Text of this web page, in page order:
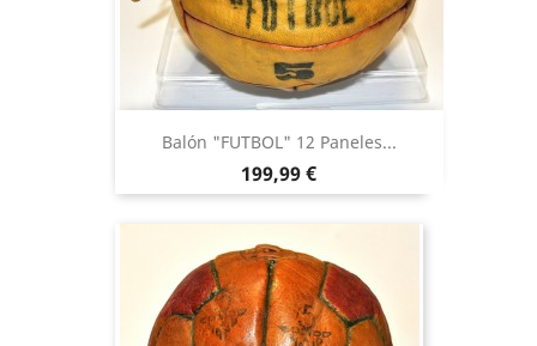
Balón "FUTBOL" 12 Paneles...
Precio
199,99 €